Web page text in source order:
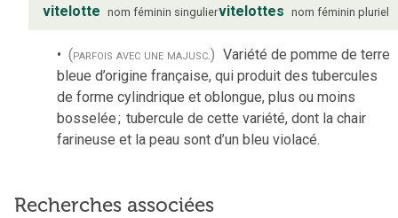
vitelotte nom féminin singuliervitelottes nom féminin pluriel
(parfois avec une majusc.) Variété de pomme de terre
bleue d’origine française, qui produit des tubercules
de forme cylindrique et oblongue, plus ou moins
bosselée; tubercule de cette variété, dont la chair
farineuse et la peau sont d’un bleu violacé.
Recherches associées